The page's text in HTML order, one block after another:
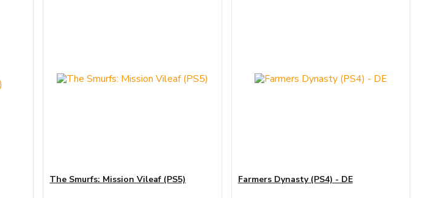
The Smurfs: Mission Vileaf (PS5) Farmers Dynasty (PS4) - DE